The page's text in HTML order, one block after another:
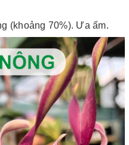
(khoảng 70%). Ưa ấm.